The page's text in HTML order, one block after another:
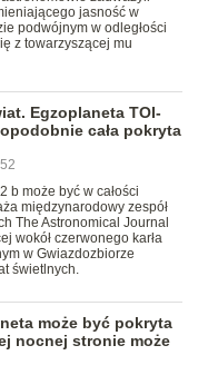
jasność w
podwójnym w odległości
z towarzyszącej mu
Egzoplaneta TOI-
cała pokryta
b może być w całości
międzynarodowy zespół
The Astronomical Journal
wokół czerwonego karła
w Gwiazdozbiorze
świetlnych.
może być pokryta
nocnej stronie może